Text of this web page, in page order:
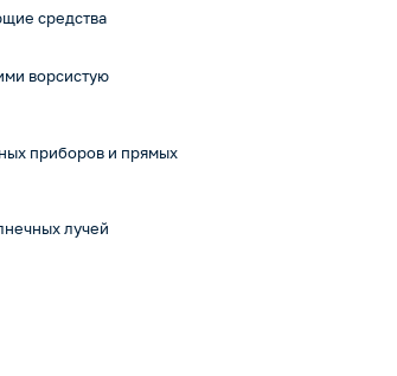
средства
ворсистую
приборов и прямых
лучей